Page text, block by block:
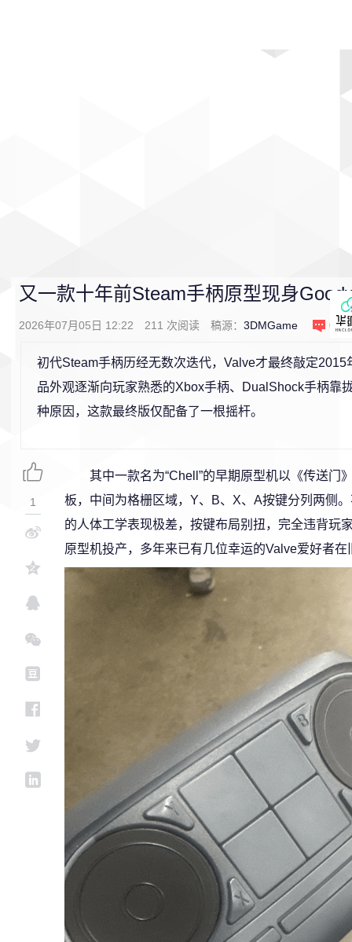
又一款十年前Steam手柄原型现身
2026年07月05日 12:22 211 次阅读 稿源： 3DMGame 0 条
初代Steam手柄历经无数次迭代，Valve才最终敲定2015
品外观逐渐向玩家熟悉的Xbox手柄、DualShock手柄靠
种原因，这款最终版仅配备了一根摇杆。
其中一款名为“Chell”的早期原型机以《传送门
板，中间为格栅区域，Y、B、X、A按键分列两侧
的人体工学表现极差，按键布局别扭，完全违背玩
原型机投产，多年来已有几位幸运的Valve爱好者
1